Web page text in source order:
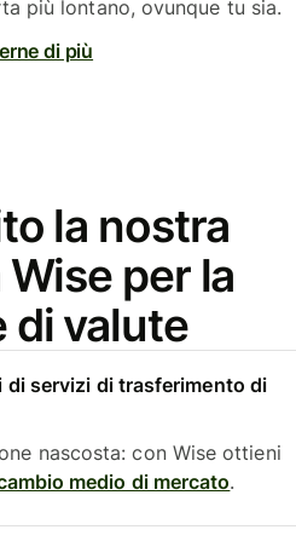
più lontano, ovunque tu sia.
di più
la nostra
per la
di valute
di servizi di trasferimento di
nascosta: con Wise ottieni
medio di mercato.